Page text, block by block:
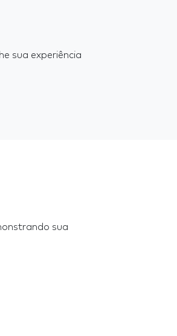
sua experiência
sua